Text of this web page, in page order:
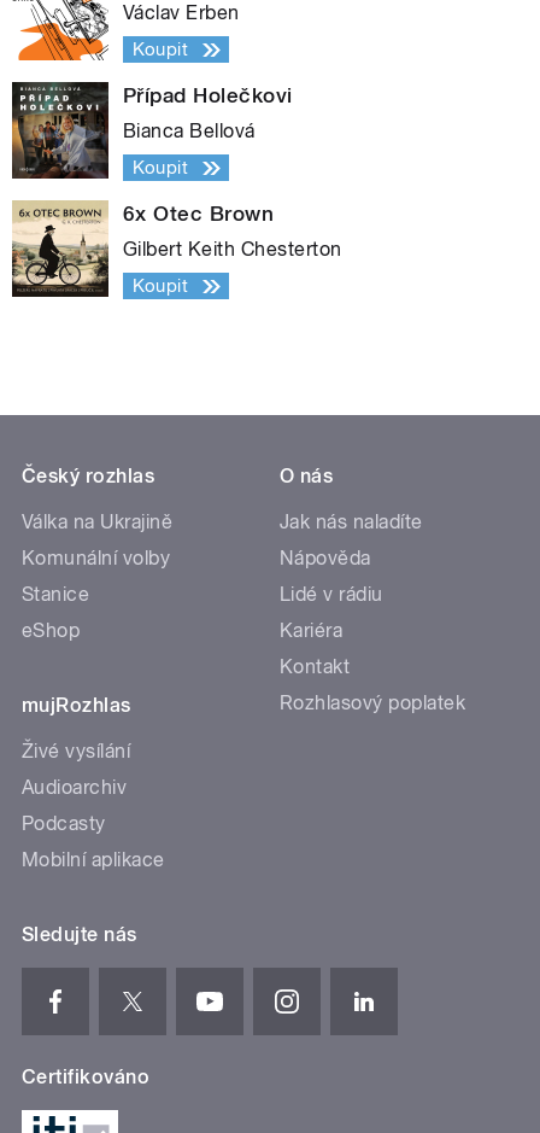
Václav Erben
Koupit
Případ Holečkovi
Bianca Bellová
Koupit
6x Otec Brown
Gilbert Keith Chesterton
Koupit
Český rozhlas
Válka na Ukrajině
Komunální volby
Stanice
eShop
mujRozhlas
Živé vysílání
Audioarchiv
Podcasty
Mobilní aplikace
O nás
Jak nás naladíte
Nápověda
Lidé v rádiu
Kariéra
Kontakt
Rozhlasový poplatek
Sledujte nás
Certifikováno